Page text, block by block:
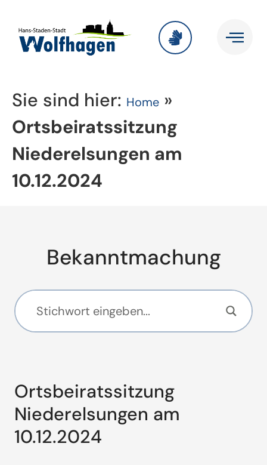
Sie sind hier: Home »
Ortsbeiratssitzung
Niederelsungen am
10.12.2024
Bekanntmachung
Ortsbeiratssitzung
Niederelsungen am
10.12.2024